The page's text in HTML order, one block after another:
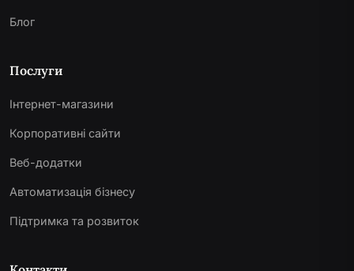
Блог
Послуги
Інтернет-магазини
Корпоративні сайти
Веб-додатки
Автоматизація бізнесу
Підтримка та розвиток